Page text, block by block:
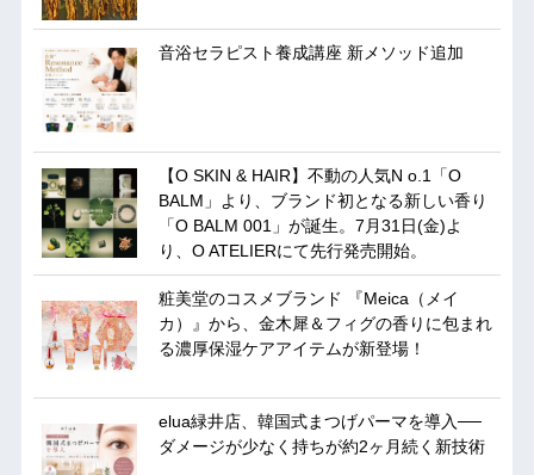
音浴セラピスト養成講座 新メソッド追加
【O SKIN & HAIR】不動の人気N o.1「O
BALM」より、ブランド初となる新しい香り
「O BALM 001」が誕生。7月31日(金)よ
り、O ATELIERにて先行発売開始。
粧美堂のコスメブランド 『Meica（メイ
カ）』から、金木犀＆フィグの香りに包まれ
る濃厚保湿ケアアイテムが新登場！
elua緑井店、韓国式まつげパーマを導入──
ダメージが少なく持ちが約2ヶ月続く新技術